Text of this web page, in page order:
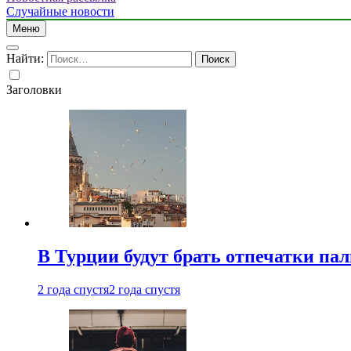
Случайные новости
Меню
Найти:
Заголовки
В Турции будут брать отпечатки
2 года спустя2 года спустя